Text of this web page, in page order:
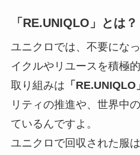
「RE.UNIQLO」とは？
ユニクロでは、不要にな
イクルやリユースを積極
取り組みは 「RE.UNIQLO」
リティの推進や、世界中
ているんですよ。
ユニクロで回収された服